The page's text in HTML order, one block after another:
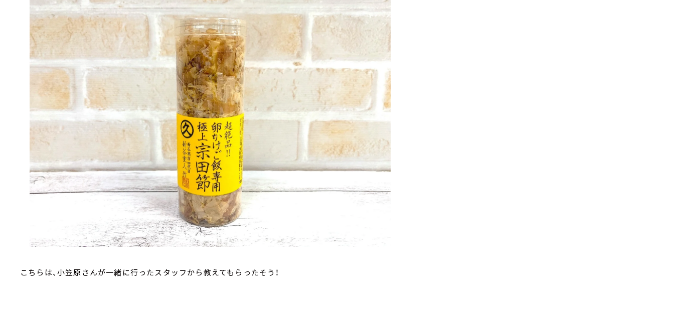
こちらは、小笠原さんが一緒に行ったスタッフから教えてもらったそう！